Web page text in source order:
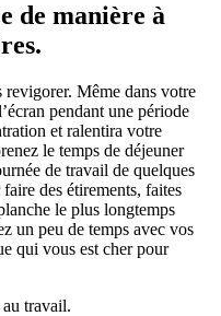
de manière à
revigorer. Même dans votre
pendant une période
et ralentira votre
le temps de déjeuner
de travail de quelques
des étirements, faites
le plus longtemps
un peu de temps avec vos
qui vous est cher pour
travail.